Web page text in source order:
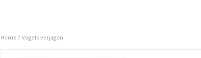
Home / Vogels verjagen